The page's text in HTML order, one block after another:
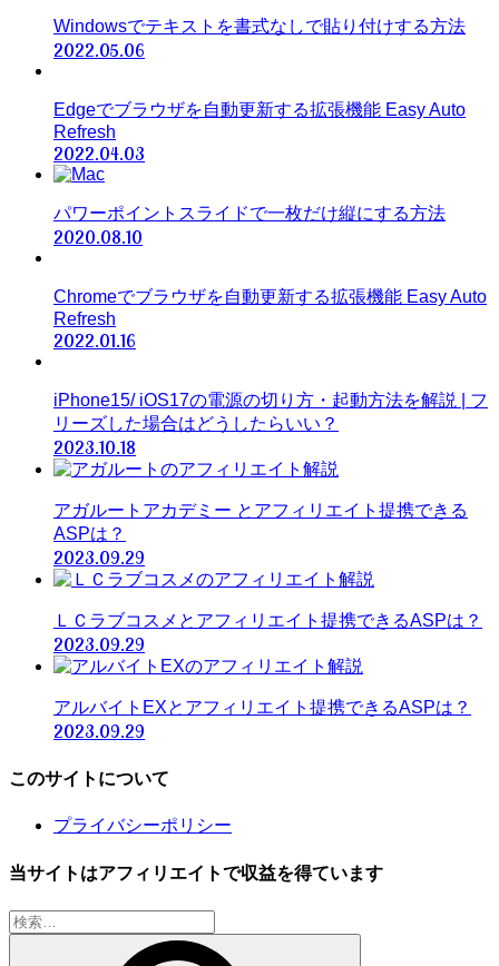
Windowsでテキストを書式なしで貼り付けする方法
2022.05.06
Edgeでブラウザを自動更新する拡張機能 Easy Auto
Refresh
2022.04.03
パワーポイントスライドで一枚だけ縦にする方法
2020.08.10
Chromeでブラウザを自動更新する拡張機能 Easy Auto
Refresh
2022.01.16
iPhone15/ iOS17の電源の切り方・起動方法を解説 | フ
リーズした場合はどうしたらいい？
2023.10.18
アガルートアカデミー とアフィリエイト提携できる
ASPは？
2023.09.29
ＬＣラブコスメとアフィリエイト提携できるASPは？
2023.09.29
アルバイトEXとアフィリエイト提携できるASPは？
2023.09.29
このサイトについて
プライバシーポリシー
当サイトはアフィリエイトで収益を得ています
検
索: